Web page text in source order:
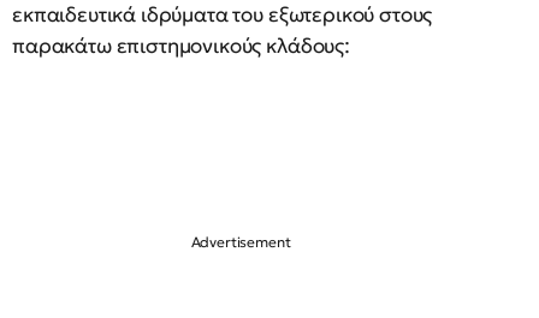
εκπαιδευτικά ιδρύματα του εξωτερικού στους
παρακάτω επιστημονικούς κλάδους: